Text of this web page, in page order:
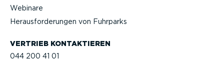
VERTRIEB KONTAK­TIEREN
044 200 41 01
Webinare
Heraus­for­de­rungen von Fuhrparks